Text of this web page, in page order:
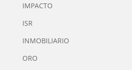
IMPACTO
ISR
INMOBILIARIO
ORO